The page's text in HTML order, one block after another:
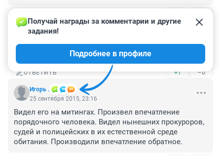
Гость
ОТВЕТИТЬ +1 –0
Игорь .
Получай награды за комментарии и другие
задания!
Подробнее в профиле
25 сентября 2015, 23:16
Видел его на митингах. Произвел впечатление
порядочного человека. Видел нынешних прокуроров,
судей и полицейских в их естественной среде
обитания. Производили впечатление обратное.